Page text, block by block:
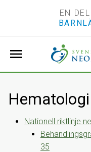
EN
menu
Nationell riktlinje
35